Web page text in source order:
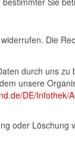
Die
durch uns zu
unsere
DE/Infothek/
oder Löschung